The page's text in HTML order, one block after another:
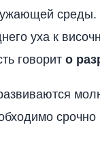
уха к
говорит о
срочно